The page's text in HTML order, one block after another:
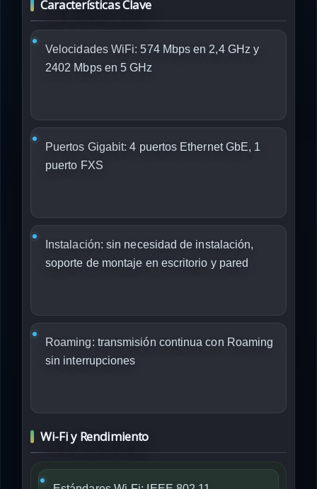
Características Clave
Velocidades WiFi: 574 Mbps en 2,4 GHz y
2402 Mbps en 5 GHz
Puertos Gigabit: 4 puertos Ethernet GbE, 1
puerto FXS
Instalación: sin necesidad de instalación,
soporte de montaje en escritorio y pared
Roaming: transmisión continua con Roaming
sin interrupciones
Wi-Fi y Rendimiento